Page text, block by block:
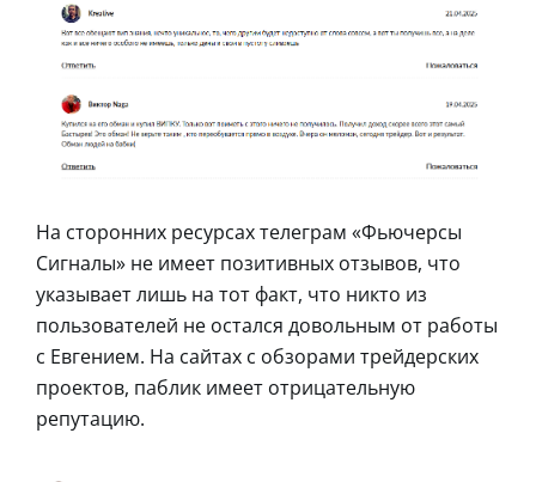
На сторонних ресурсах телеграм «Фьючерсы
Сигналы» не имеет позитивных отзывов, что
указывает лишь на тот факт, что никто из
пользователей не остался довольным от работы
с Евгением. На сайтах с обзорами трейдерских
проектов, паблик имеет отрицательную
репутацию.